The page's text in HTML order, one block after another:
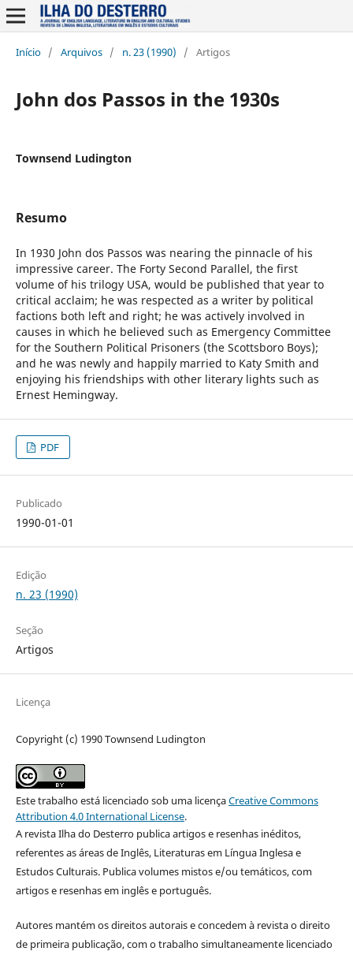
Início / Arquivos / n. 23 (1990) / Artigos
John dos Passos in the 1930s
Townsend Ludington
Resumo
In 1930 John dos Passos was nearing the pinnacle of his
impressive career. The Forty Second Parallel, the first
volume of his trilogy USA, would be published that year to
critical acclaim; he was respected as a writer by political
factions both left and right; he was actively involved in
causes in which he believed such as Emergency Committee
for the Southern Political Prisoners (the Scottsboro Boys);
and he was newly and happily married to Katy Smith and
enjoying his friendships with other literary lights such as
Ernest Hemingway.
PDF
Publicado
1990-01-01
Edição
n. 23 (1990)
Seção
Artigos
Licença
Copyright (c) 1990 Townsend Ludington
Este trabalho está licenciado sob uma licençaCreative Commons
Attribution 4.0 International License.
A revista Ilha do Desterro publica artigos e resenhas inéditos,
referentes as áreas de Inglês, Literaturas em Língua Inglesa e
Estudos Culturais. Publica volumes mistos e/ou temáticos, com
artigos e resenhas em inglês e português.
Autores mantém os direitos autorais e concedem à revista o direito
de primeira publicação, com o trabalho simultaneamente licenciado